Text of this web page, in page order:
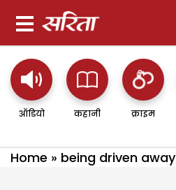
ऑडियो कहानी क्राइम
Home » being driven away